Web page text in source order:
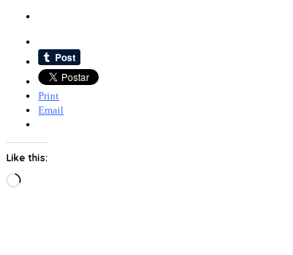
Print
Email
Like this:
Loading…